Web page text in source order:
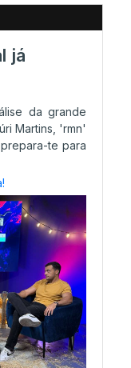
já
da grande
Martins, 'rmn'
te para